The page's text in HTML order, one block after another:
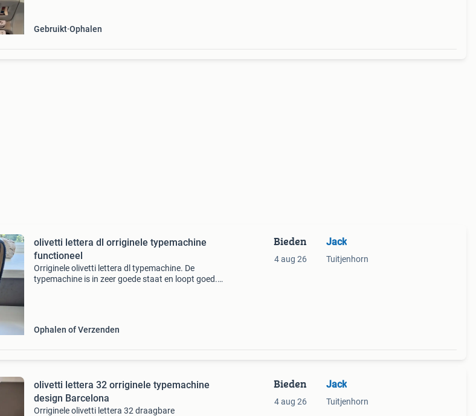
Gebruikt Ophalen
olivetti lettera dl orriginele typemachine
functioneel
Orriginele olivetti lettera dl typemachine. De
typemachine is in zeer goede staat en loopt goed.
Ophalen of Verzenden
Bieden
4 aug 26
Jack
Tuitjenhorn
olivetti lettera 32 orriginele typemachine
design Barcelona
Orriginele olivetti lettera 32 draagbare
Bieden
4 aug 26
Jack
Tuitjenhorn